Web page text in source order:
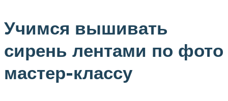
Учимся вышивать
сирень лентами по фото
мастер-классу